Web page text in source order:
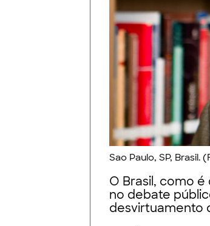
Sao Paulo, SP, Brasil.
O Brasil, como
no debate
desvirtuamento